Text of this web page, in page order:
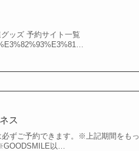
ッズ 予約サイト一覧
ス
ずご予約できます。※上記期間をもっ
以…